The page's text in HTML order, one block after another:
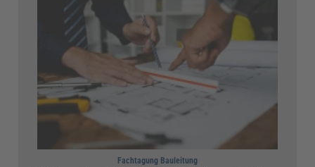
Fachtagung Bauleitung